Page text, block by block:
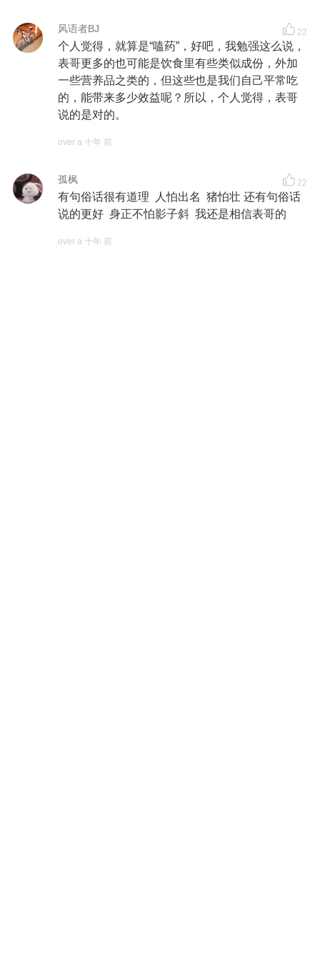
风语者BJ 22
个人觉得，就算是“嗑药”，好吧，我勉强这么说，
表哥更多的也可能是饮食里有些类似成份，外加
一些营养品之类的，但这些也是我们自己平常吃
的，能带来多少效益呢？所以，个人觉得，表哥
说的是对的。
over a 十年 前
孤枫 22
有句俗话很有道理 人怕出名 猪怕壮 还有句俗话
说的更好 身正不怕影子斜 我还是相信表哥的
over a 十年 前